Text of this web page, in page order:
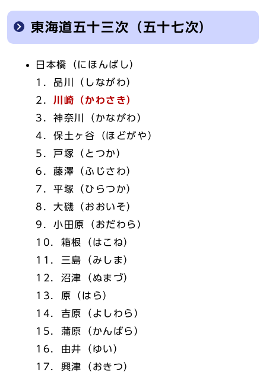
東海道五十三次（五十七次）
日本橋（にほんばし）
1．品川（しながわ）
2． 川崎（かわさき）
3．神奈川（かながわ）
4．保土ヶ谷（ほどがや）
5．戸塚（とつか）
6．藤澤（ふじさわ）
7．平塚（ひらつか）
8．大磯（おおいそ）
9．小田原（おだわら）
10．箱根（はこね）
11．三島（みしま）
12．沼津（ぬまづ）
13．原（はら）
14．吉原（よしわら）
15．蒲原（かんばら）
16．由井（ゆい）
17．興津（おきつ）